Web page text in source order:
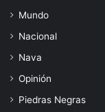
Mundo
Nacional
Nava
Opinión
Piedras Negras